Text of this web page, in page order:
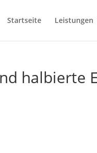
Startseite Leistungen
halbierte